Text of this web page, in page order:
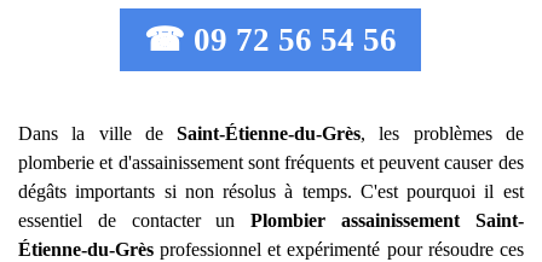
☎ 09 72 56 54 56
Dans la ville de Saint-Étienne-du-Grès, les problèmes de
plomberie et d'assainissement sont fréquents et peuvent causer des
dégâts importants si non résolus à temps. C'est pourquoi il est
essentiel de contacter unPlombier assainissement
Saint-
Étienne-du-Grès professionnel et expérimenté pour résoudre ces